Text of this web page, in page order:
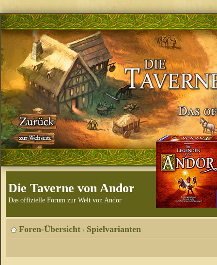
Die Taverne von Andor
Das offizielle Forum zur Welt von Andor
Foren-Übersicht ‹ Spielvarianten